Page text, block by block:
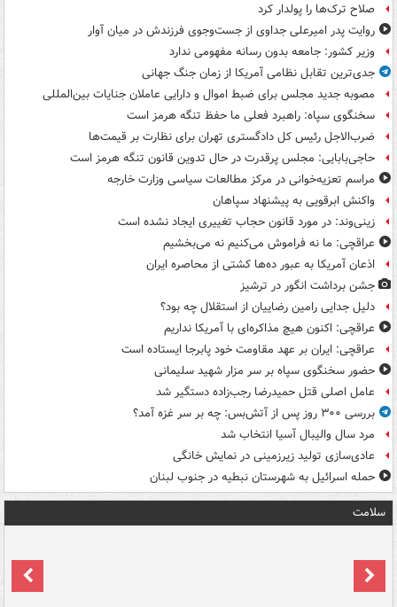
صلاح ترک‌ها را پولدار کرد
روایت پدر امیرعلی جداوی از جست‌وجوی فرزندش در میان آوار
وزیر کشور: جامعه بدون رسانه مفهومی ندارد
جدی‌ترین تقابل نظامی آمریکا از زمان جنگ جهانی
مصوبه جدید مجلس برای ضبط اموال و دارایی عاملان جنایات بین‌المللی
سخنگوی سپاه: راهبرد فعلی ما حفظ تنگه هرمز است
ضرب‌الاجل رئیس کل دادگستری تهران برای نظارت بر قیمت‌ها
حاجی‌بابایی: مجلس پرقدرت در حال تدوین قانون تنگه هرمز است
مراسم تعزیه‌خوانی در مرکز مطالعات سیاسی وزارت خارجه
واکنش ابرقویی به پیشنهاد سپاهان
زینی‌وند: در مورد قانون حجاب تغییری ایجاد نشده است
عراقچی: ما نه فراموش می‌کنیم نه می‌بخشیم
اذعان آمریکا به عبور ده‌ها کشتی از محاصره ایران
جشن برداشت انگور در ترشیز
دلیل جدایی رامین رضاییان از استقلال چه بود؟
عراقچی: اکنون هیچ مذاکره‌ای با آمریکا نداریم
عراقچی: ایران بر عهد مقاومت خود پابرجا ایستاده است
حضور سخنگوی سپاه بر سر مزار شهید سلیمانی
عامل اصلی قتل حمیدرضا رجب‌زاده دستگیر شد
بررسی ۳۰۰ روز پس از آتش‌بس: چه بر سر غزه آمد؟
مرد سال والیبال آسیا انتخاب شد
عادی‌سازی تولید زیرزمینی در نمایش خانگی
حمله اسرائیل به شهرستان نبطیه در جنوب لبنان
سلامت